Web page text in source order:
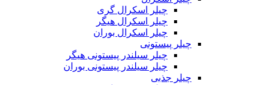
چیلر اسکرال گری
چیلر اسکرال هیگر
چیلر اسکرال بوران
چیلر پیستونی
چیلر سیلندر پیستونی هیگر
چیلر سیلندر پیستونی بوران
چیلر جذبی